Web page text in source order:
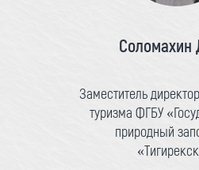
Соломахин
Заместитель
туризма ФГБУ
природный